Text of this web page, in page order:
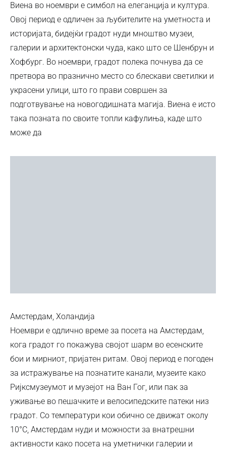
Виена во ноември е симбол на елеганција и култура.
Овој период е одличен за љубителите на уметноста и
историјата, бидејќи градот нуди мноштво музеи,
галерии и архитектонски чуда, како што се Шенбрун и
Хофбург. Во ноември, градот полека почнува да се
претвора во празнично место со блескави светилки и
украсени улици, што го прави совршен за
подготвување на новогодишната магија. Виена е исто
така позната по своите топли кафулиња, каде што
може да
Амстердам, Холандија
Ноември е одлично време за посета на Амстердам,
кога градот го покажува својот шарм во есенските
бои и мирниот, пријатен ритам. Овој период е погоден
за истражување на познатите канали, музеите како
Ријксмузеумот и музејот на Ван Гог, или пак за
уживање во пешачките и велосипедските патеки низ
градот. Со температури кои обично се движат околу
10°C, Амстердам нуди и можности за внатрешни
активности како посета на уметнички галерии и